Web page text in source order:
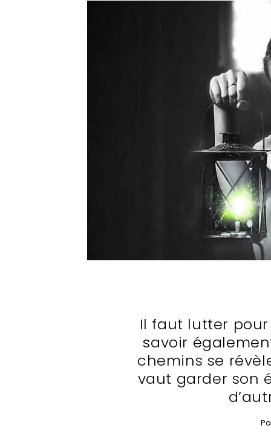
Il faut lutter
savoir
chemins se
vaut garder son